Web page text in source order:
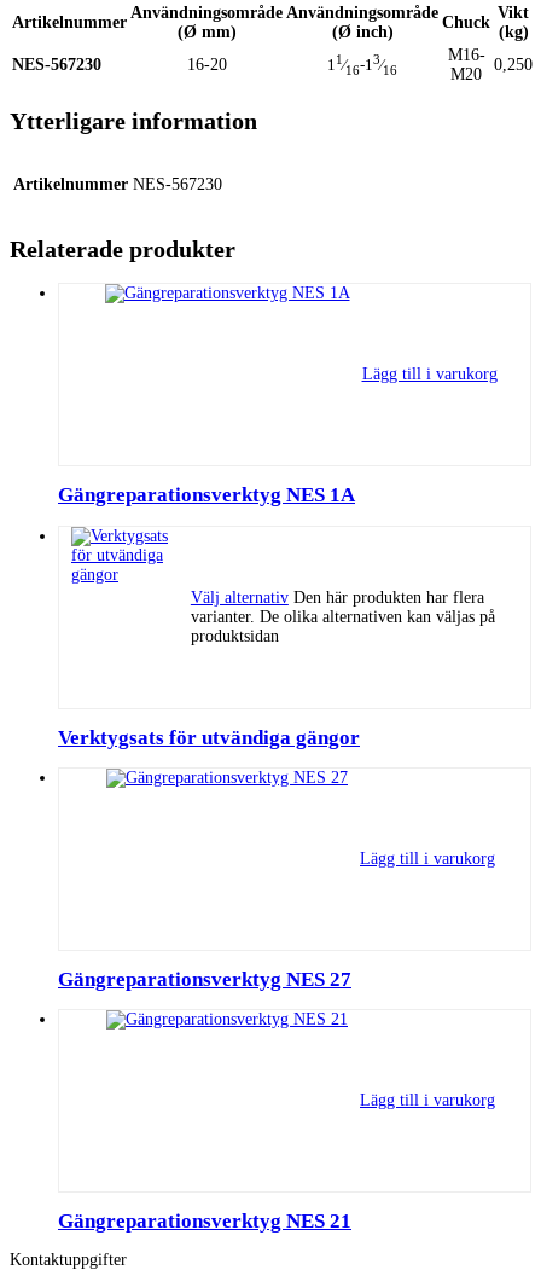
Artikelnummer
Användningsområde
(Ø mm)
Användningsområde
(Ø inch)
Chuck
Vikt
(kg)
NES-567230
16-20 11⁄16-13⁄16
M16-
M20
0,250
Ytterligare information
Artikelnummer NES-567230
Relaterade produkter
Lägg till i varukorg
Gängreparationsverktyg NES 1A
Välj alternativ Den här produkten har flera
varianter. De olika alternativen kan väljas på
produktsidan
Verktygsats för utvändiga gängor
Lägg till i varukorg
Gängreparationsverktyg NES 27
Lägg till i varukorg
Gängreparationsverktyg NES 21
Kontaktuppgifter